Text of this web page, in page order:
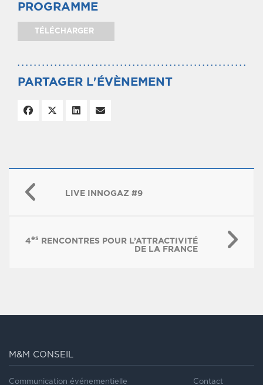
PROGRAMME
TÉLÉCHARGER
PARTAGER L'ÉVÈNEMENT
LIVE INNOGAZ #9
4es
RENCONTRES POUR L’ATTRACTIVITÉ
DE LA FRANCE
M&M CONSEIL
Communication événementielle
Contact